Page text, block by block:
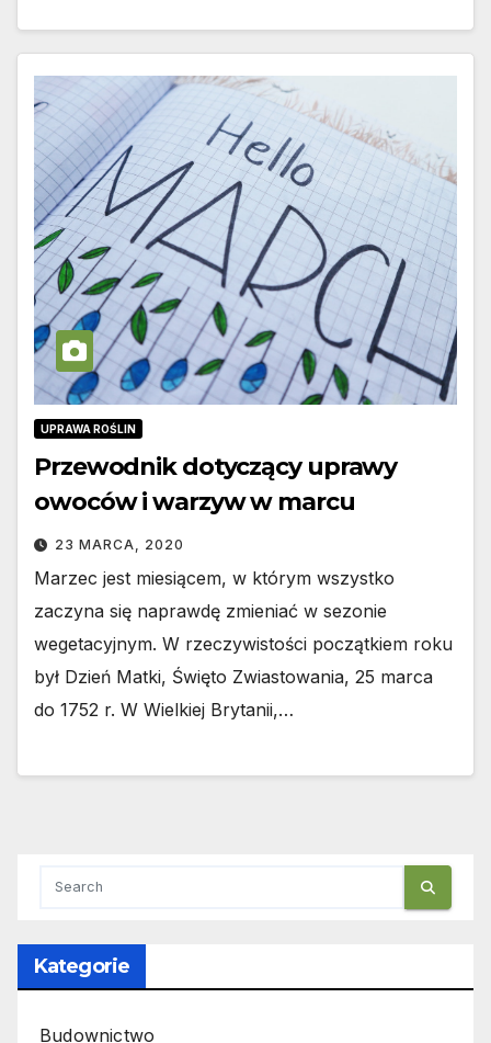
UPRAWA ROŚLIN
Przewodnik dotyczący uprawy
owoców i warzyw w marcu
23 MARCA, 2020
Marzec jest miesiącem, w którym wszystko
zaczyna się naprawdę zmieniać w sezonie
wegetacyjnym. W rzeczywistości początkiem roku
był Dzień Matki, Święto Zwiastowania, 25 marca
do 1752 r. W Wielkiej Brytanii,…
Kategorie
Budownictwo